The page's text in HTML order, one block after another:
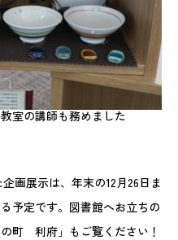
室の講師も務めました
画展示は、年末の12月26日ま
予定です。図書館へお立ちの
町 利府」もご覧ください！